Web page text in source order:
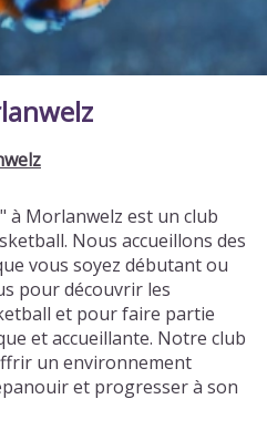
à Morlanwelz est un club
Nous accueillons des
vous soyez débutant ou
pour découvrir les
et pour faire partie
et accueillante. Notre club
un environnement
et progresser à son